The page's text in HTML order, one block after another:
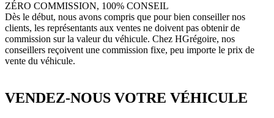
ZÉRO COMMISSION, 100% CONSEIL
Dès le début, nous avons compris que pour bien conseiller nos
clients, les représentants aux ventes ne doivent pas obtenir de
commission sur la valeur du véhicule. Chez HGrégoire, nos
conseillers reçoivent une commission fixe, peu importe le prix de
vente du véhicule.
VENDEZ-NOUS VOTRE VÉHICULE